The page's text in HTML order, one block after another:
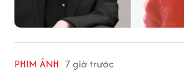
PHIM ẢNH 7 giờ trước